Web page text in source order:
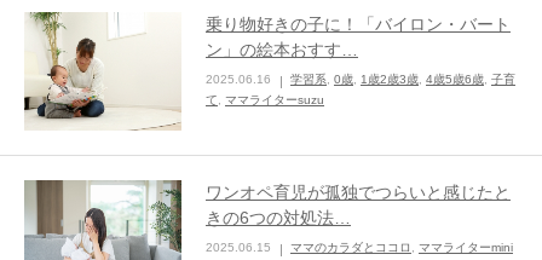
乗り物好きの子に！「バイロン・バート
ン」の絵本おすす…
2025.06.16 学習系, 0歳, 1歳2歳3歳, 4歳5歳6歳, 子育
て, ママライターsuzu
ワンオペ育児が孤独でつらいと感じたと
きの6つの対処法…
2025.06.15 ママのカラダとココロ ママライターmini